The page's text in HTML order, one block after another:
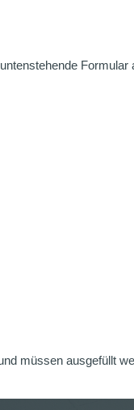
müssen ausgefüllt